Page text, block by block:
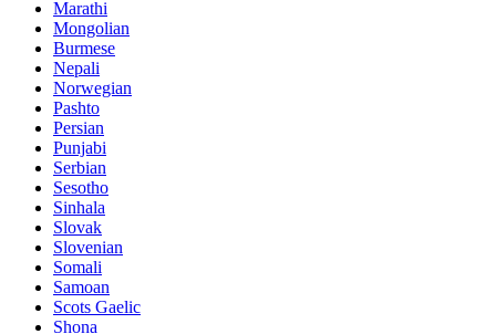
Marathi
Mongolian
Burmese
Nepali
Norwegian
Pashto
Persian
Punjabi
Serbian
Sesotho
Sinhala
Slovak
Slovenian
Somali
Samoan
Scots Gaelic
Shona